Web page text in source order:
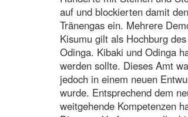
auf und blockierten damit
Tränengas ein. Mehrere
Kisumu gilt als Hochburg
Odinga. Kibaki und Odinga
werden sollte. Dieses Amt
jedoch in einem neuen
wurde. Entsprechend dem
weitgehende Kompetenzen